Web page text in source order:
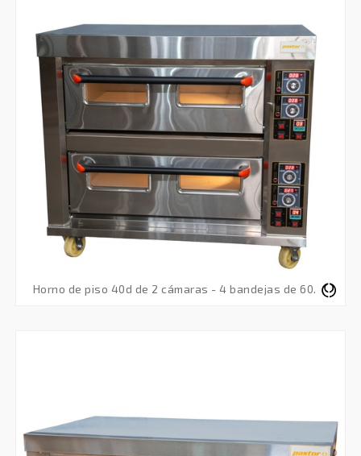
horno de piso 40d de 2 cámaras - 4 bandejas de 60x40 - trifásico 380v 50 hz